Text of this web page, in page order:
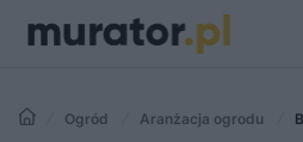
Ogród Aranżacja ogrodu